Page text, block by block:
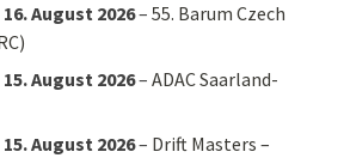
16. August 2026–55. Barum Czech
15. August 2026–ADAC Saarland-
15. August 2026– Drift Masters –